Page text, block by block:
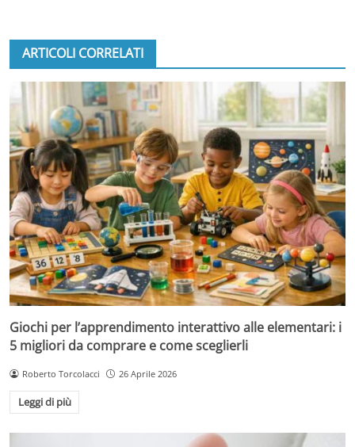
ARTICOLI CORRELATI
Giochi per l’apprendimento interattivo alle elementari: i
5 migliori da comprare e come sceglierli
Roberto Torcolacci 26 Aprile 2026
Leggi di più